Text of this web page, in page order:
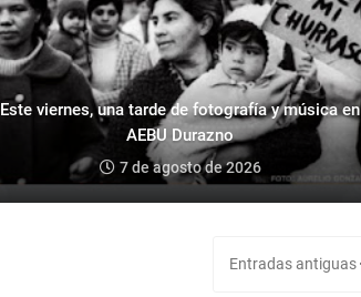
Este viernes, una tarde de fotografía y música en
AEBU Durazno
7 de agosto de 2026
Entradas antiguas